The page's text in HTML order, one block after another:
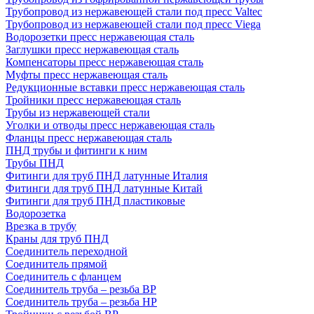
Трубопровод из нержавеющей стали под пресс Valtec
Трубопровод из нержавеющей стали под пресс Viega
Водорозетки пресс нержавеющая сталь
Заглушки пресс нержавеющая сталь
Компенсаторы пресс нержавеющая сталь
Муфты пресс нержавеющая сталь
Редукционные вставки пресс нержавеющая сталь
Тройники пресс нержавеющая сталь
Трубы из нержавеющей стали
Уголки и отводы пресс нержавеющая сталь
Фланцы пресс нержавеющая сталь
ПНД трубы и фитинги к ним
Трубы ПНД
Фитинги для труб ПНД латунные Италия
Фитинги для труб ПНД латунные Китай
Фитинги для труб ПНД пластиковые
Водорозетка
Врезка в трубу
Краны для труб ПНД
Соединитель переходной
Соединитель прямой
Соединитель с фланцем
Соединитель труба – резьба ВР
Соединитель труба – резьба НР